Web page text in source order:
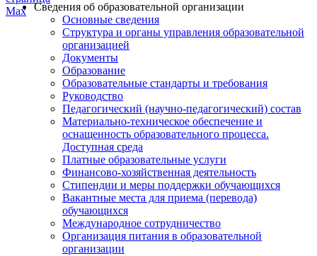
Сведения об образовательной организации
Основные сведения
Структура и органы управления образовательной
организацией
Документы
Образование
Образовательные стандарты и требования
Руководство
Педагогический (научно-педагогический) состав
Материально-техническое обеспечение и
оснащенность образовательного процесса.
Доступная среда
Платные образовательные услуги
Финансово-хозяйственная деятельность
Стипендии и меры поддержки обучающихся
Вакантные места для приема (перевода)
обучающихся
Международное сотрудничество
Организация питания в образовательной
организации